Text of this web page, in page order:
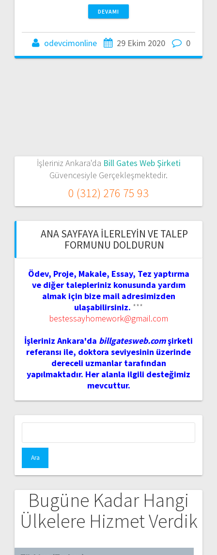
DEVAMI
odevcimonline 29 Ekim 2020 0
İşleriniz Ankara'da Bill Gates Web Şirketi
Güvencesiyle Gerçekleşmektedir.
0 (312) 276 75 93
ANA SAYFAYA İLERLEYIN VE TALEP
FORMUNU DOLDURUN
Ödev, Proje, Makale, Essay, Tez yaptırma
ve diğer talepleriniz konusunda yardım
almak için bize mail adresimizden
ulaşabilirsiniz. ***
bestessayhomework@gmail.com
İşleriniz Ankara'da billgatesweb.comşirketi
referansı ile, doktora seviyesinin üzerinde
dereceli uzmanlar tarafından
yapılmaktadır. Her alanla ilgili desteğimiz
mevcuttur.
Bugüne Kadar Hangi
Ülkelere Hizmet Verdik